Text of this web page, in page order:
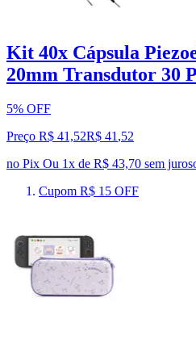
Kit 40x Cápsula
20mm Transdutor 30
5% OFF
Preço R$ 41,52R$ 41 ,52
no Pix Ou 1x de R$ 43,70 sem juros
Cupom R$ 15 OFF